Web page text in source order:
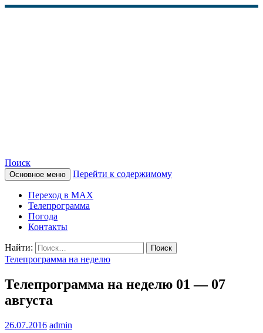
КАМЧАТСКОЕ
ИНФОРМАЦИОННОЕ
АГЕНТСТВО (КИА
«ВЕСТИ»)
Поиск
Основное меню Перейти к содержимому
Переход в MAX
Телепрограмма
Погода
Контакты
Найти:
Телепрограмма на неделю
Телепрограмма на неделю 01 — 07
августа
26.07.2016 admin